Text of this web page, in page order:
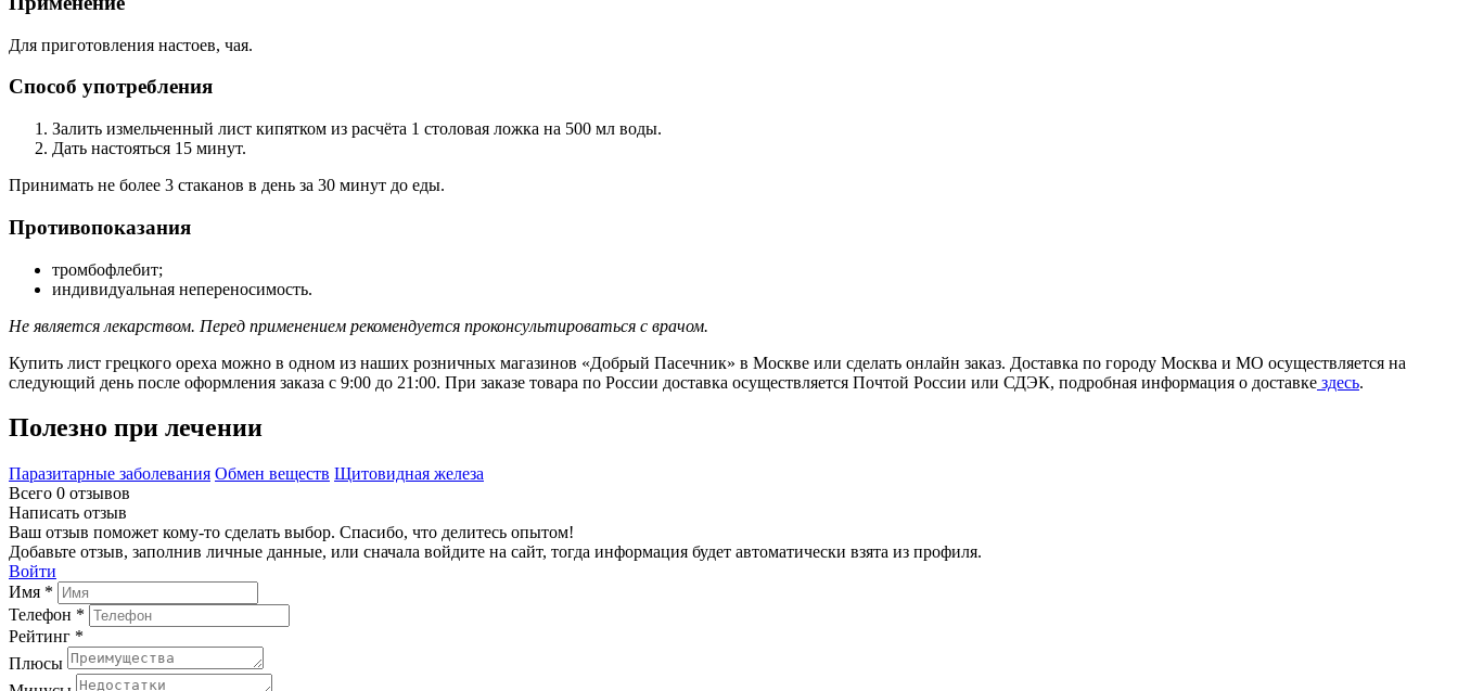
Для приготовления настоев, чая.
Способ употребления
Залить измельченный лист кипятком из расчёта 1 столовая ложка на 500 мл воды.
Дать настояться 15 минут.
Принимать не более 3 стаканов в день за 30 минут до еды.
Противопоказания
тромбофлебит;
индивидуальная непереносимость.
Не является лекарством. Перед применением рекомендуется проконсультироваться с врачом.
Купить лист грецкого ореха можно в одном из наших розничных магазинов «Добрый Пасечник» в Москве или сделать онлайн заказ. Доставка по городу Москва и МО осуществляется на
следующий день после оформления заказа с 9:00 до 21:00. При заказе товара по России доставка осуществляется Почтой России или СДЭК, подробная информация о доставке здесь.
Полезно при лечении
Паразитарные заболевания Обмен веществ Щитовидная железа
Всего 0 отзывов
Написать отзыв
Ваш отзыв поможет кому-то сделать выбор. Спасибо, что делитесь опытом!
Добавьте отзыв, заполнив личные данные, или сначала войдите на сайт, тогда информация будет автоматически взята из профиля.
Войти
Имя *
Телефон *
Рейтинг *
Плюсы